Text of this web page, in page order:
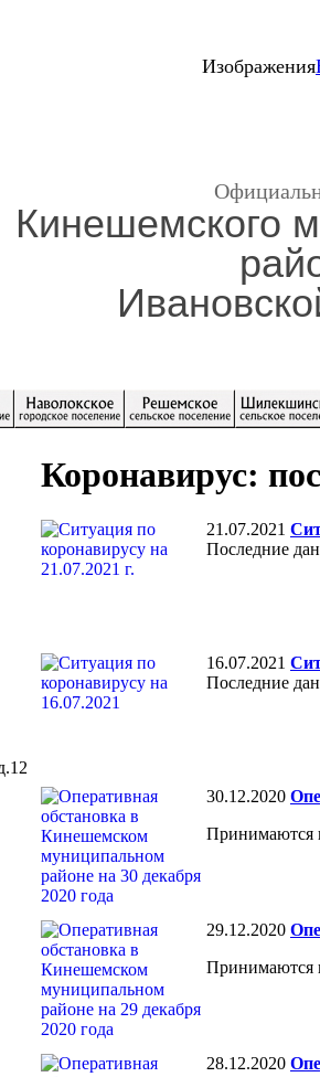
Изображения
Кинешемского
Коронавирус:
21.07.2021
Последние
16.07.2021
Последние
30.12.2020
Принимаются
29.12.2020
Принимаются
28.12.2020